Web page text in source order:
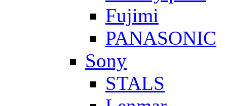
Fujimi
PANASONIC
Sony
STALS